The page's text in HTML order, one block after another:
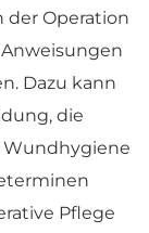
der Operation
Dazu kann
die
Wundhygiene
Pflege